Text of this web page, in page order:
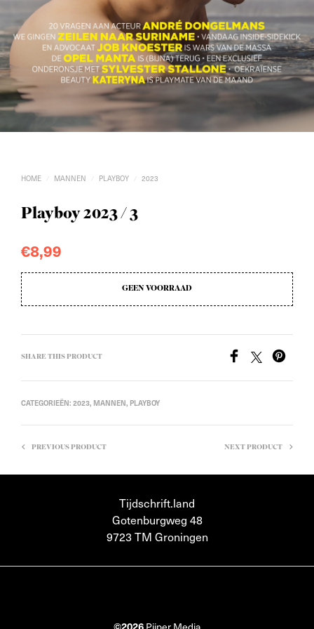
HOME / MANNEN / PLAYBOY / 2023
Playboy 2023 / 3
€8,99
GEEN VOORRAAD
SHARE THIS PRODUCT
CATEGORIEËN: 2023, MANNEN, PLAYBOY
PREVIOUS PRODUCT NEXT PRODUCT
Tijdschrift.land
Gotenburgweg 48
9723 TM Groningen
©2026